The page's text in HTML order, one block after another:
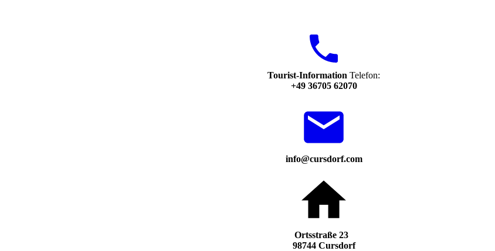
Tourist-Information Telefon:
+49 36705 62070
info@cursdorf.com
Ortsstraße 23
98744 Cursdorf